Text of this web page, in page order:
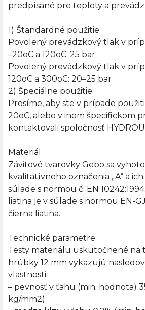
predpísané pre teploty a
1) Štandardné použitie:
Povolený prevádzkový tlak v
–20oC a 120oC: 25 bar
Povolený prevádzkový tlak v
120oC a 300oC: 20–25 bar
2) Špeciálne použitie:
Prosíme, aby ste v prípade
20oC, alebo v inom špecifickom
kontaktovali spoločnosť
Materiál:
Závitové tvarovky Gebo sa
kvalitatívneho označenia „A“ a
súlade s normou č. EN
liatina je v súlade s normou EN-
čierna liatina.
Technické parametre:
Testy materiálu uskutočnené na
hrúbky 12 mm vykazujú
vlastnosti:
– pevnosť v ťahu (min. hodnota)
kg/mm2)